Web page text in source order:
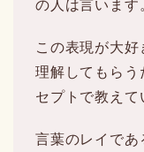
の人は言います
この表現が大
理解してもらう
セプトで教えて
言葉のレイであ